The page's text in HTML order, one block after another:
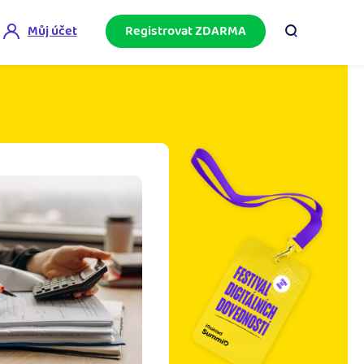
akademii.
Zeptejte se komunity na fakturaci, daně či
účetnictví.
Můj účet Registrovat ZDARMA